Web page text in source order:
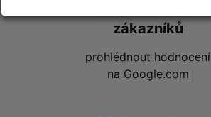
zákazníků
prohlédnout hodnocení
na Google.com